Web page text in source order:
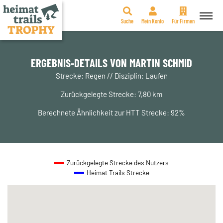
Zum
Suche Mein Konto Für Firmen
ERGEBNIS-DETAILS VON MARTIN SCHMID
Strecke: Regen // Disziplin: Laufen
Zurückgelegte Strecke: 7,80 km
Berechnete Ähnlichkeit zur HTT Strecke: 92%
Zurückgelegte Strecke des Nutzers
Heimat Trails Strecke